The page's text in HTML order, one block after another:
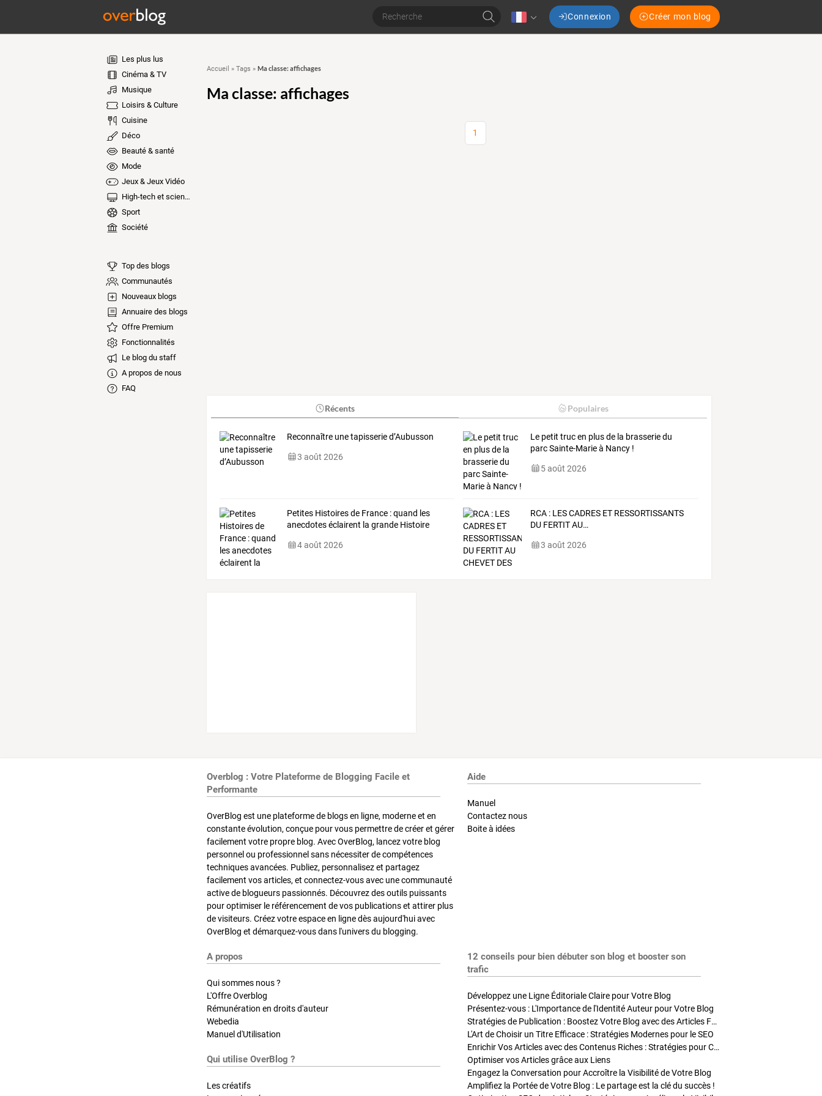
Connexion Créer mon blog
Les plus lus
Cinéma & TV
Musique
Loisirs & Culture
Cuisine
Déco
Beauté & santé
Mode
Jeux & Jeux Vidéo
High-tech et sciences
Sport
Société
Top des blogs
Communautés
Nouveaux blogs
Annuaire des blogs
Offre Premium
Fonctionnalités
Le blog du staff
A propos de nous
FAQ
Accueil » Tags » Ma classe: affichages
Ma classe: affichages
1
Récents Populaires
Reconnaître une tapisserie d’Aubusson
3 août 2026
Le petit truc en plus de la brasserie du
parc Sainte-Marie à Nancy !
5 août 2026
Petites Histoires de France : quand les
anecdotes éclairent la grande Histoire
4 août 2026
RCA : LESCADRES ET RESSORTISSANTS
DU FERTITAU…
3 août 2026
Overblog : Votre Plateforme de Blogging Facile et
Performante
OverBlog est une plateforme de blogs en ligne, moderne et en
constante évolution, conçue pour vous permettre de créer et gérer
facilement votre propre blog. Avec OverBlog, lancez votre blog
personnel ou professionnel sans nécessiter de compétences
techniques avancées. Publiez, personnalisez et partagez
facilement vos articles, et connectez-vous avec une communauté
active de blogueurs passionnés. Découvrez des outils puissants
pour optimiser le référencement de vos publications et attirer plus
de visiteurs. Créez votre espace en ligne dès aujourd'hui avec
OverBlog et démarquez-vous dans l'univers du blogging.
Aide
Manuel
Contactez nous
Boite à idées
A propos
Qui sommes nous ?
L'Offre Overblog
Rémunération en droits d'auteur
Webedia
Manuel d'Utilisation
Qui utilise OverBlog ?
Les créatifs
12 conseils pour bien débuter son blog et booster son
trafic
Développez une Ligne Éditoriale Claire pour Votre Blog
Présentez-vous : L'Importance de l'Identité Auteur pour Votre Blog
Stratégies de Publication : Boostez Votre Blog avec des Articles Fréquents et Exclusifs
L'Art de Choisir un Titre Efficace : Stratégies Modernes pour le SEO
Enrichir Vos Articles avec des Contenus Riches : Stratégies pour Captiver et Optimiser
Optimiser vos Articles grâce aux Liens
Engagez la Conversation pour Accroître la Visibilité de Votre Blog
Amplifiez la Portée de Votre Blog : Le partage est la clé du succès !